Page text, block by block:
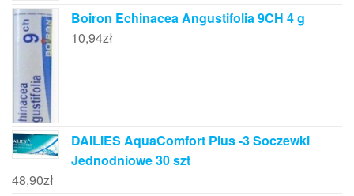
Boiron Echinacea Angustifolia 9CH 4 g
10,94zł
DAILIES AquaComfort Plus -3 Soczewki
Jednodniowe 30 szt
48,90zł